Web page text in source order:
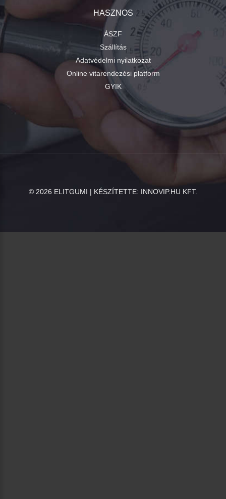
HASZNOS
ÁSZF
Szállítás
Adatvédelmi nyilatkozat
Online vitarendezési platform
GYIK
© 2026 ELITGUMI | KÉSZÍTETTE: INNOVIP.HU KFT.